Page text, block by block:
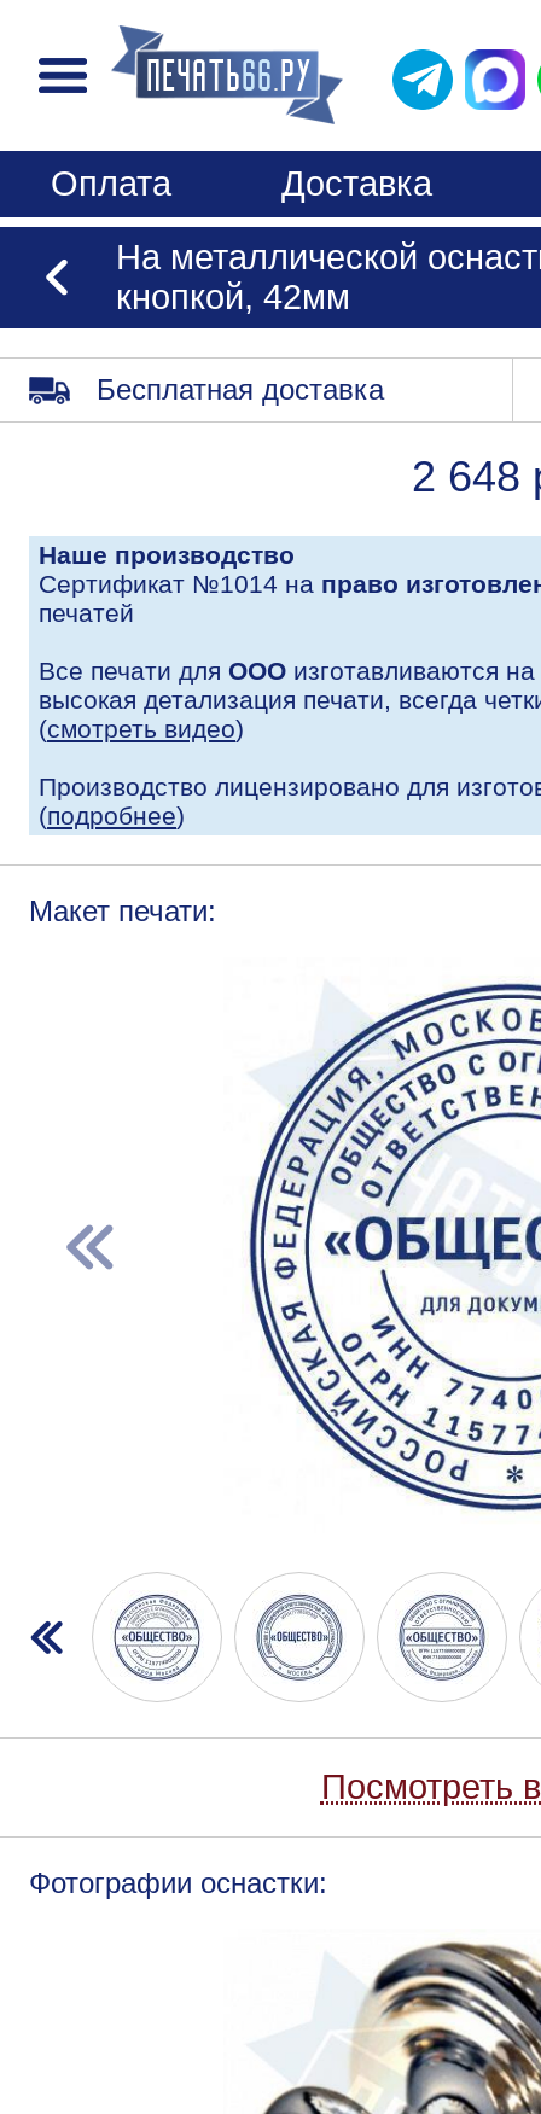
Оплата
Доставка
На металлической
кнопкой, 42мм
Бесплатная доставка
2 648
Наше производство
Сертификат №1014 на право
печатей
Все печати для ООО изготавливаются
высокая детализация печати, всегда
(смотреть видео)
Производство лицензировано для
(подробнее)
Макет печати:
Посмотреть
Фотографии оснастки: